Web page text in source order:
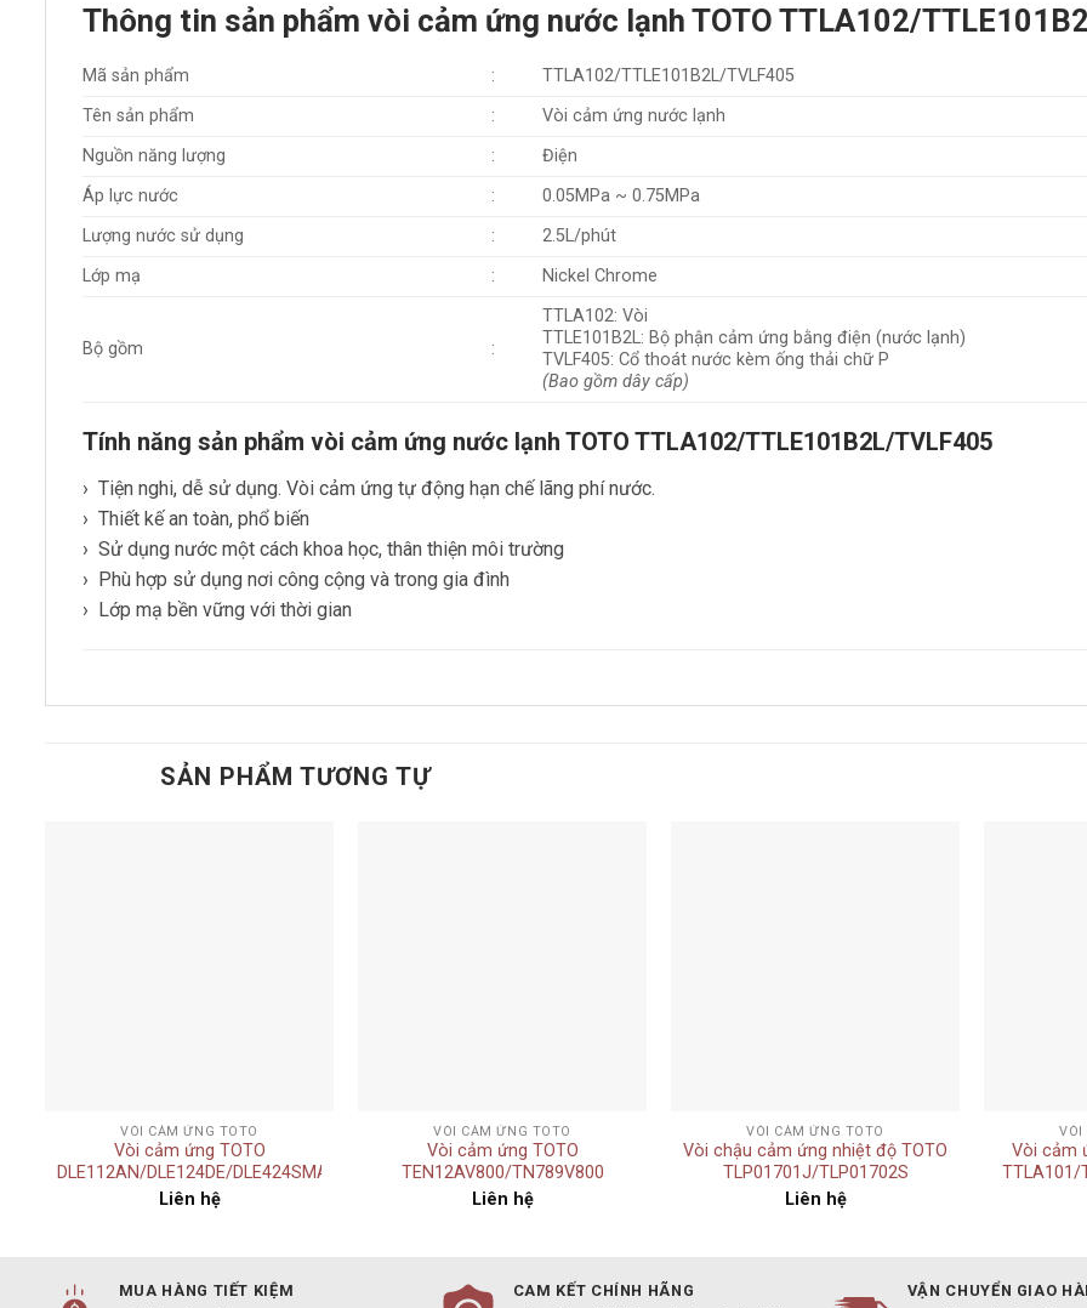
Thông tin sản phẩm vòi cảm ứng nước lạnh TOTO TTLA102/
Mã sản phẩm :
TTLA102/TTLE101B2L/TVLF405
Tên sản phẩm
:
Vòi cảm ứng nước lạnh
Nguồn năng lượng
:
Điện
Áp lực nước
:
0.05MPa ~ 0.75MPa
Lượng nước sử dụng
:
2.5L/phút
Lớp mạ
: Nickel Chrome
Bộ gồm :
TTLA102: Vòi
TTLE101B2L: Bộ phận cảm ứng bằng điện (nước lạnh)
TVLF405: Cổ thoát nước kèm ống thải chữ P
(Bao gồm dây cấp)
Tính năng sản phẩm vòi cảm ứng nước lạnh TOTO TTLA102/TTLE101B2L/TVLF405
› Tiện nghi, dễ sử dụng. Vòi cảm ứng tự động hạn chế lãng phí nước.
› Thiết kế an toàn, phổ biến
› Sử dụng nước một cách khoa học, thân thiện môi trường
› Phù hợp sử dụng nơi công cộng và trong gia đình
› Lớp mạ bền vững với thời gian
SẢN PHẨM TƯƠNG TỰ
VÒI CẢM ỨNG TOTO
Vòi cảm ứng TOTO
DLE112AN/DLE124DE/DLE424SMA/TVLF405
Liên hệ
VÒI CẢM ỨNG TOTO
Vòi cảm ứng TOTO
TEN12AV800/TN789V800
Liên hệ
VÒI CẢM ỨNG TOTO
Vòi chậu cảm ứng nhiệt độ TOTO
TLP01701J/TLP01702S
Liên hệ
VÒI
Vòi cảm
TTLA101/
MUA HÀNG TIẾT KIỆM
CAM KẾT CHÍNH HÃNG
VẬN CHUYỂN GIAO